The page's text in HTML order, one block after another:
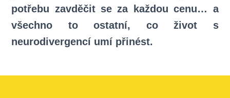
potřebu zavděčit se za každou cenu… a
všechno to ostatní, co život s
neurodivergencí umí přinést.